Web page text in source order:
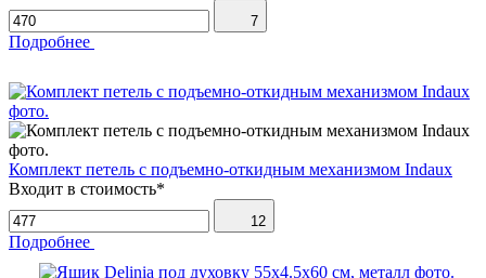
7
Подробнее
Комплект петель с подъемно-откидным механизмом Indaux
Входит в стоимость*
12
Подробнее